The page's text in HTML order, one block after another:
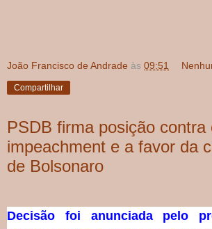
João Francisco de Andrade às 09:51
Compartilhar
PSDB firma posição contra
impeachment e a favor da
de Bolsonaro
Decisão foi anunciada pelo